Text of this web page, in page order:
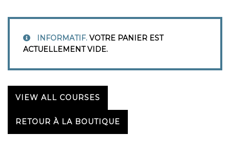
INFORMATIF. VOTRE PANIER EST
ACTUELLEMENT VIDE.
VIEW ALL COURSES
RETOUR À LA BOUTIQUE